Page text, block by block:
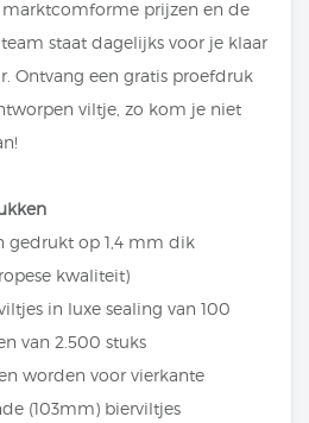
prijzen en de
staat dagelijks voor je klaar
Ontvang een gratis proefdruk
viltje, zo kom je niet
gedrukt op 1,4 mm dik
kwaliteit)
in luxe sealing van 100
van 2.500 stuks
worden voor vierkante
(103mm) bierviltjes